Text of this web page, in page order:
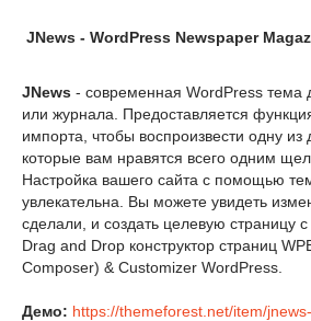
JNews - WordPress Newspaper
JNews - современная WordPress тема
или журнала. Предоставляется
импорта, чтобы воспроизвести одну из
которые вам нравятся всего одним
Настройка вашего сайта с помощью
увлекательна. Вы можете увидеть
сделали, и создать целевую страницу с
Drag and Drop конструктор страниц
Composer) & Customizer WordPress.
Демо: https://themeforest.net/item/